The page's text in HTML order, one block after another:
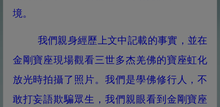
境。
我們親身經歷上文中記載的事實，並在
金剛寶座現場觀看三世多杰羌佛的寶座虹化
放光時拍攝了照片。我們是學佛修行人，不
敢打妄語欺騙眾生，我們親眼看到金剛寶座